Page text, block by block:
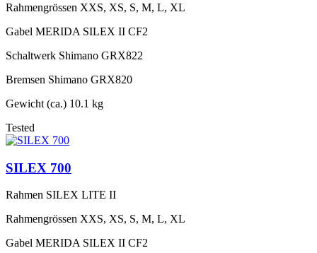
Rahmengrössen XXS, XS, S, M, L, XL
Gabel MERIDA SILEX II CF2
Schaltwerk Shimano GRX822
Bremsen Shimano GRX820
Gewicht (ca.) 10.1 kg
Tested
SILEX 700
Rahmen SILEX LITE II
Rahmengrössen XXS, XS, S, M, L, XL
Gabel MERIDA SILEX II CF2